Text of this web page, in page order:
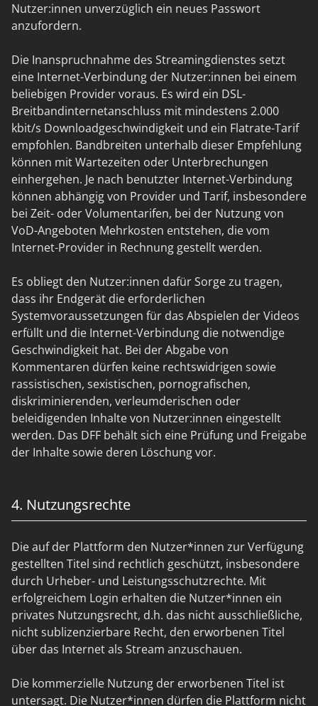
Nutzer:innen unverzüglich ein neues Passwort
anzufordern.
Die Inanspruchnahme des Streamingdienstes setzt
eine Internet-Verbindung der Nutzer:innen bei einem
beliebigen Provider voraus. Es wird ein DSL-
Breitbandinternetanschluss mit mindestens 2.000
kbit/s Downloadgeschwindigkeit und ein Flatrate-Tarif
empfohlen. Bandbreiten unterhalb dieser Empfehlung
können mit Wartezeiten oder Unterbrechungen
einhergehen. Je nach benutzter Internet-Verbindung
können abhängig von Provider und Tarif, insbesondere
bei Zeit- oder Volumentarifen, bei der Nutzung von
VoD-Angeboten Mehrkosten entstehen, die vom
Internet-Provider in Rechnung gestellt werden.
Es obliegt den Nutzer:innen dafür Sorge zu tragen,
dass ihr Endgerät die erforderlichen
Systemvoraussetzungen für das Abspielen der Videos
erfüllt und die Internet-Verbindung die notwendige
Geschwindigkeit hat. Bei der Abgabe von
Kommentaren dürfen keine rechtswidrigen sowie
rassistischen, sexistischen, pornografischen,
diskriminierenden, verleumderischen oder
beleidigenden Inhalte von Nutzer:innen eingestellt
werden. Das DFF behält sich eine Prüfung und Freigabe
der Inhalte sowie deren Löschung vor.
4. Nutzungsrechte
Die auf der Plattform den Nutzer*innen zur Verfügung
gestellten Titel sind rechtlich geschützt, insbesondere
durch Urheber- und Leistungsschutzrechte. Mit
erfolgreichem Login erhalten die Nutzer*innen ein
privates Nutzungsrecht, d.h. das nicht ausschließliche,
nicht sublizenzierbare Recht, den erworbenen Titel
über das Internet als Stream anzuschauen.
Die kommerzielle Nutzung der erworbenen Titel ist
untersagt. Die Nutzer*innen dürfen die Plattform nicht